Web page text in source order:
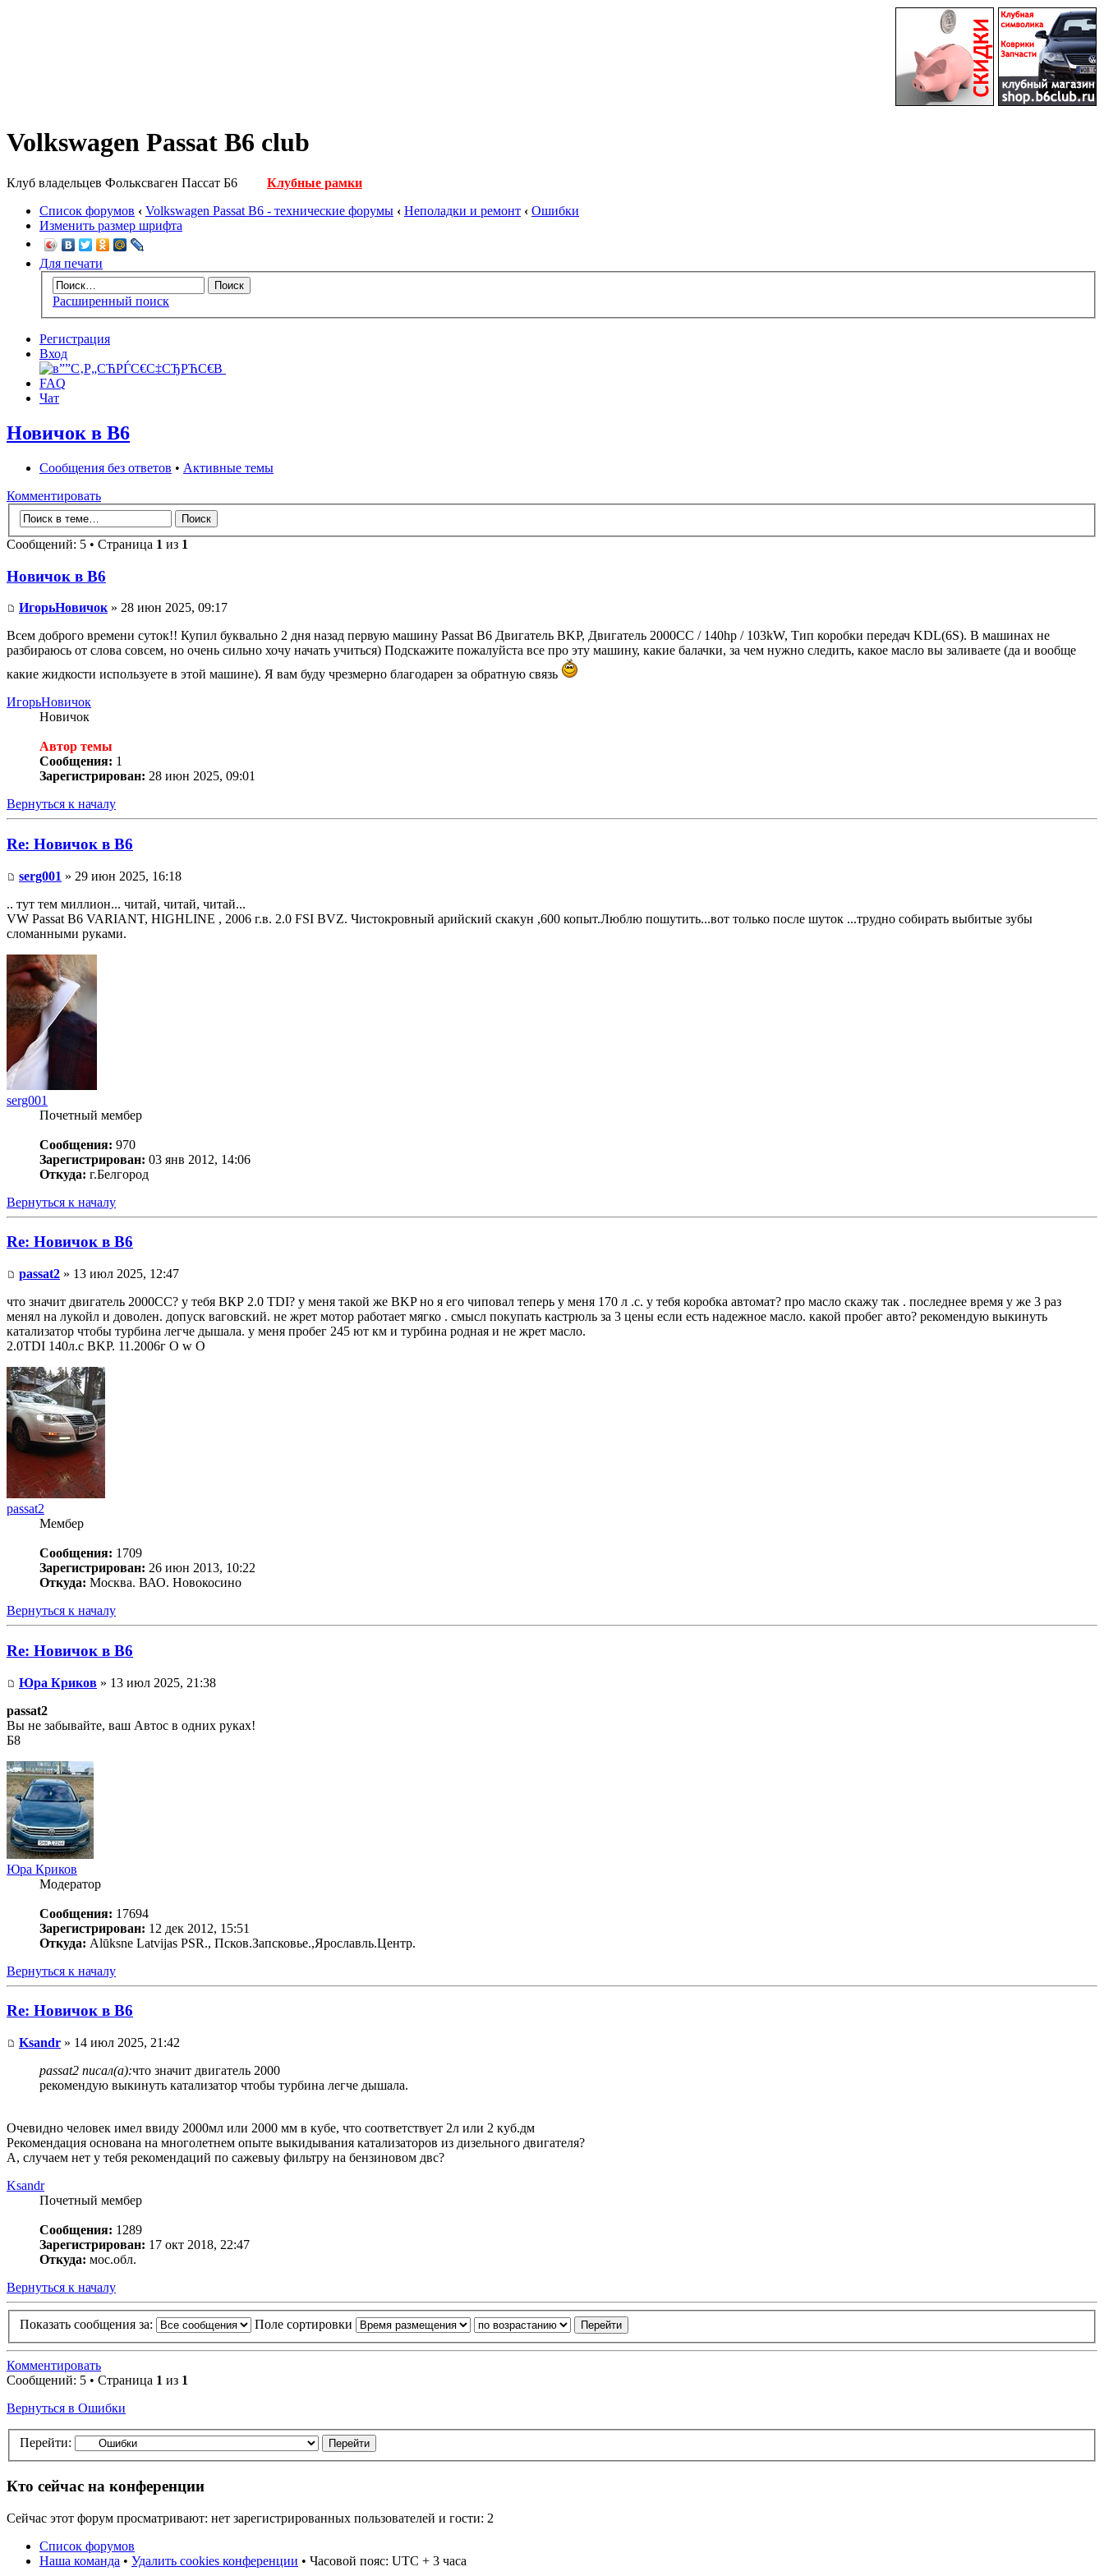
Volkswagen Passat B6 club
Клуб владельцев Фольксваген Пассат Б6
Клубные рамки
Список форумов ‹ Volkswagen Passat B6 - технические форумы ‹ Неполадки и ремонт ‹ Ошибки
Изменить размер шрифта
Для печати
Расширенный поиск
Регистрация
Вход
FAQ
Чат
Новичок в В6
Сообщения без ответов • Активные темы
Комментировать
Сообщений: 5 • Страница 1 из 1
Новичок в В6
ИгорьНовичок » 28 июн 2025, 09:17
Всем доброго времени суток!! Купил буквально 2 дня назад первую машину Passat B6 Двигатель BKP, Двигатель 2000CC / 140hp / 103kW, Тип коробки передач KDL(6S). В машинах не
разбираюсь от слова совсем, но очень сильно хочу начать учиться) Подскажите пожалуйста все про эту машину, какие балачки, за чем нужно следить, какое масло вы заливаете (да и вообще
какие жидкости используете в этой машине). Я вам буду чрезмерно благодарен за обратную связь
ИгорьНовичок
Новичок
Автор темы
Сообщения: 1
Зарегистрирован: 28 июн 2025, 09:01
Вернуться к началу
Re: Новичок в В6
serg001 » 29 июн 2025, 16:18
.. тут тем миллион... читай, читай, читай...
VW Passat B6 VARIANT, HIGHLINE , 2006 г.в. 2.0 FSI BVZ. Чистокровный арийский скакун ,600 копыт.Люблю пошутить...вот только после шуток ...трудно собирать выбитые зубы
сломанными руками.
serg001
Почетный мембер
Сообщения: 970
Зарегистрирован: 03 янв 2012, 14:06
Откуда: г.Белгород
Вернуться к началу
Re: Новичок в В6
passat2 » 13 июл 2025, 12:47
что значит двигатель 2000СС? у тебя ВКР 2.0 TDI? у меня такой же BKP но я его чиповал теперь у меня 170 л .с. у тебя коробка автомат? про масло скажу так . последнее время у же 3 раз
менял на лукойл и доволен. допуск ваговский. не жрет мотор работает мягко . смысл покупать кастрюль за 3 цены если есть надежное масло. какой пробег авто? рекомендую выкинуть
катализатор чтобы турбина легче дышала. у меня пробег 245 ют км и турбина родная и не жрет масло.
2.0TDI 140л.с BKP. 11.2006г O w O
passat2
Мембер
Сообщения: 1709
Зарегистрирован: 26 июн 2013, 10:22
Откуда: Москва. ВАО. Новокосино
Вернуться к началу
Re: Новичок в В6
Юра Криков » 13 июл 2025, 21:38
passat2
Вы не забывайте, ваш Автос в одних руках!
Б8
Юра Криков
Модератор
Сообщения: 17694
Зарегистрирован: 12 дек 2012, 15:51
Откуда: Alūksne Latvijas PSR., Псков.Запсковье.,Ярославль.Центр.
Вернуться к началу
Re: Новичок в В6
Ksandr » 14 июл 2025, 21:42
passat2 писал(а):что значит двигатель 2000
рекомендую выкинуть катализатор чтобы турбина легче дышала.
Очевидно человек имел ввиду 2000мл или 2000 мм в кубе, что соответствует 2л или 2 куб.дм
Рекомендация основана на многолетнем опыте выкидывания катализаторов из дизельного двигателя?
А, случаем нет у тебя рекомендаций по сажевыу фильтру на бензиновом двс?
Ksandr
Почетный мембер
Сообщения: 1289
Зарегистрирован: 17 окт 2018, 22:47
Откуда: мос.обл.
Вернуться к началу
Показать сообщения за: Поле сортировки
Комментировать
Сообщений: 5 • Страница 1 из 1
Вернуться в Ошибки
Перейти:
Кто сейчас на конференции
Сейчас этот форум просматривают: нет зарегистрированных пользователей и гости: 2
Список форумов
Наша команда • Удалить cookies конференции • Часовой пояс: UTC + 3 часа